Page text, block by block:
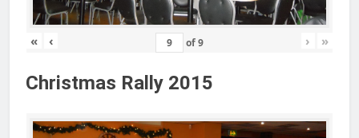
« ‹ of9 › »
Christmas Rally 2015